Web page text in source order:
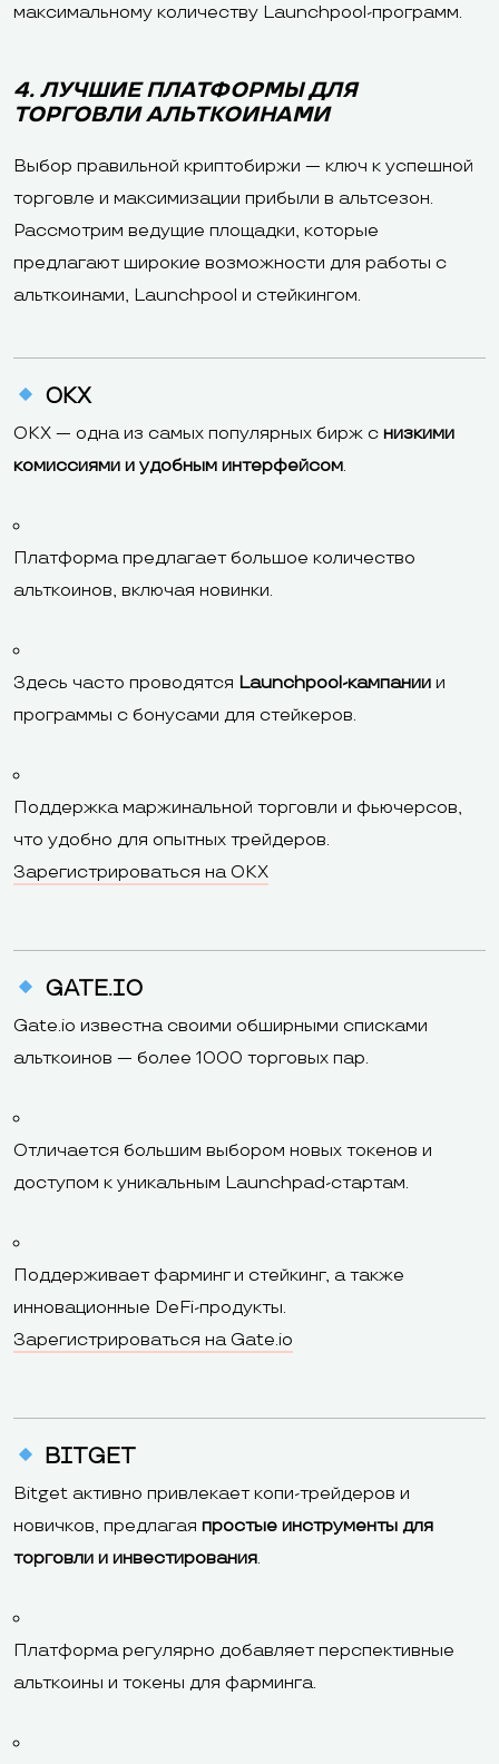
максимальному количеству Launchpool-программ.
4. ЛУЧШИЕ ПЛАТФОРМЫ ДЛЯ
ТОРГОВЛИ АЛЬТКОИНАМИ
Выбор правильной криптобиржи — ключ к успешной
торговле и максимизации прибыли в альтсезон.
Рассмотрим ведущие площадки, которые
предлагают широкие возможности для работы с
альткоинами, Launchpool и стейкингом.
OKX
OKX — одна из самых популярных бирж с низкими
комиссиями и удобным интерфейсом.
Платформа предлагает большое количество
альткоинов, включая новинки.
Здесь часто проводятся Launchpool-кампании и
программы с бонусами для стейкеров.
Поддержка маржинальной торговли и фьючерсов,
что удобно для опытных трейдеров.
Зарегистрироваться на OKX
GATE.IO
Gate.io известна своими обширными списками
альткоинов — более 1000 торговых пар.
Отличается большим выбором новых токенов и
доступом к уникальным Launchpad-стартам.
Поддерживает фарминг и стейкинг, а также
инновационные DeFi-продукты.
Зарегистрироваться на Gate.io
BITGET
Bitget активно привлекает копи-трейдеров и
новичков, предлагая простые инструменты для
торговли и инвестирования.
Платформа регулярно добавляет перспективные
альткоины и токены для фарминга.